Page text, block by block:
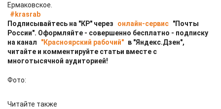
Ермаковское.
#krasrab
Подписывайтесь на "КР" через
онлайн-сервис "Почты
России". Оформляйте - совершенно бесплатно - подписку
на канал
"Красноярский рабочий" в "Яндекс.Дзен",
читайте и комментируйте статьи вместе с
многотысячной аудиторией!
Фото:
Читайте также